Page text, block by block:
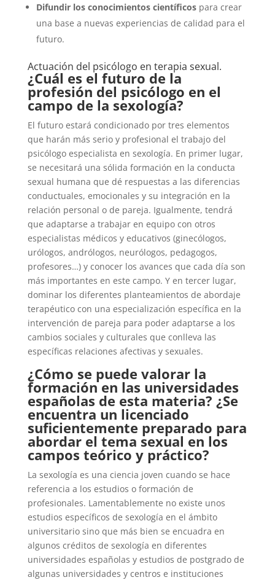
Difundir los conocimientos científicospara crear
una base a nuevas experiencias de calidad para el
futuro.
Actuación del psicólogo en terapia sexual.
¿Cuál es el futuro de la
profesión del psicólogo en el
campo de la sexología?
El futuro estará condicionado por tres elementos
que harán más serio y profesional el trabajo del
psicólogo especialista en sexología. En primer lugar,
se necesitará una sólida formación en la conducta
sexual humana que dé respuestas a las diferencias
conductuales, emocionales y su integración en la
relación personal o de pareja. Igualmente, tendrá
que adaptarse a trabajar en equipo con otros
especialistas médicos y educativos (ginecólogos,
urólogos, andrólogos, neurólogos, pedagogos,
profesores…) y conocer los avances que cada día son
más importantes en este campo. Y en tercer lugar,
dominar los diferentes planteamientos de abordaje
terapéutico con una especialización específica en la
intervención de pareja para poder adaptarse a los
cambios sociales y culturales que conlleva las
específicas relaciones afectivas y sexuales.
¿Cómo se puede valorar la
formación en las universidades
españolas de esta materia? ¿Se
encuentra un licenciado
suficientemente preparado para
abordar el tema sexual en los
campos teórico y práctico?
La sexología es una ciencia joven cuando se hace
referencia a los estudios o formación de
profesionales. Lamentablemente no existe unos
estudios específicos de sexología en el ámbito
universitario sino que más bien se encuadra en
algunos créditos de sexología en diferentes
universidades españolas y estudios de postgrado de
algunas universidades y centros e instituciones